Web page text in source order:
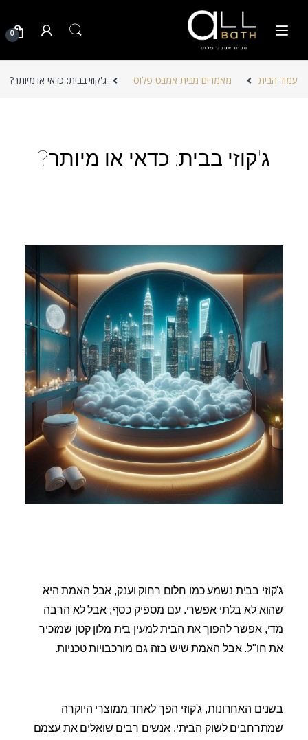
0
עמוד הבית מאמרים מבית אמבט פלוס ג'קוזי בבית: כדאי או מיותר?
ג'קוזי בבית: כדאי או מיותר?
ג'קוזי בבית נשמע כמו חלום רחוק וענק, אבל האמת היא
שהוא לא בלתי אפשרי. עם מספיק כסף, אבל לא הרבה
מדי, אפשר להפוך את הבית למעין בית מלון קטן שמזכיר
את חו"ל. אבל האמת שיש בזה גם מורכבויות טכניות.
בשנים האחרונות, ג'קוזי הפך לאחד ממוצרי היוקרה
שמתרחבים לשוק הביתי. אנשים רבים שואלים את עצמם